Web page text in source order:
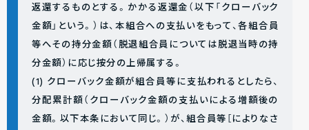
返還するものとする。かかる返還金（以下「クローバック
金額」という。）は、本組合への支払いをもって、各組合員
等へその持分金額（脱退組合員については脱退当時の持
分金額）に応じ按分の上帰属する。
(1) クローバック金額が組合員等に支払われるとしたら、
分配累計額（クローバック金額の支払いによる増額後の
金額。以下本条において同じ。）が、組合員等［によりなさ